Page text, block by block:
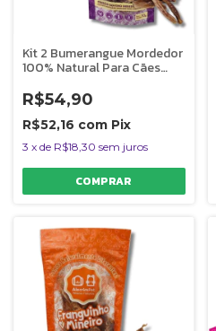
Kit 2 Bumerangue Mordedor
100% Natural Para Cães
R$54,90
R$52,16 com Pix
3 x de R$18,30 sem juros